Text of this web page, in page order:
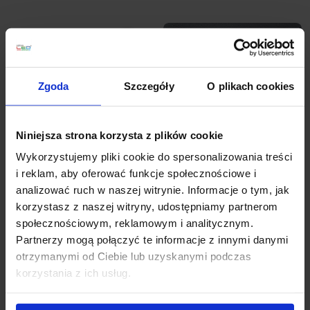
Zgoda Szczegóły O plikach cookies
Niniejsza strona korzysta z plików cookie
Wykorzystujemy pliki cookie do spersonalizowania treści
i reklam, aby oferować funkcje społecznościowe i
analizować ruch w naszej witrynie. Informacje o tym, jak
korzystasz z naszej witryny, udostępniamy partnerom
społecznościowym, reklamowym i analitycznym.
Partnerzy mogą połączyć te informacje z innymi danymi
otrzymanymi od Ciebie lub uzyskanymi podczas
korzystania z ich usług.
regulacja czasu i progu zmierzchowego ułatwia
konfigurację.
Systemy sterowania oświetleniem – jak
działają czujniki i lampy Steinel
Czujnik należy dobrać do rodzaju ruchu i konstrukcji
przestrzeni, ponieważ PIR i technologia wysokiej
częstotliwości działają inaczej.
zmiany promieniowania cieplnego i wymaga
odpowiedniego pola widzenia. Dobrze sprawdza się na
zewnątrz oraz tam, gdzie użytkownik przechodzi przez
strefę detekcji. Czujnik HF wysyła fale
elektromagnetyczne i analizuje ich odbicie, dlatego
może wykrywać ruch także przez szkło lub lekkie
przegrody.
ostatnim wykryciu ruchu.
STEINEL SPOT GARDEN
Nightautomatic
antracyt LED 7W
507,88 zł
Zobacz szczegóły
favorite_border
Steinel RS LED M1
czujnik ruchu
520,97 zł
Zobacz szczegóły